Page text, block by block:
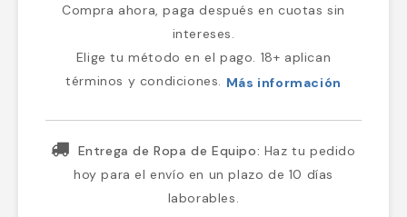
Compra ahora, paga después en cuotas sin
intereses.
Elige tu método en el pago. 18+ aplican
términos y condiciones. Más información
Entrega de Ropa de Equipo: Haz tu pedido
hoy para el envío en un plazo de 10 días
laborables.